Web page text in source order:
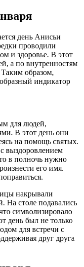
день Анисьи
проводили
и здоровье. В этот
а по внутренностям
образом,
индикатор
для людей,
В этот день они
на помощь святых.
выздоровлением
в полночь нужно
его имя.
накрывали
На столе подавались
символизировало
день был не только
для встречи с
друг друга